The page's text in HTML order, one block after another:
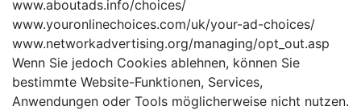
www.aboutads.info/choices/
www.youronlinechoices.com/uk/your-ad-choices/
www.networkadvertising.org/managing/opt_out.asp
Wenn Sie jedoch Cookies ablehnen, können Sie
bestimmte Website-Funktionen, Services,
Anwendungen oder Tools möglicherweise nicht nutzen.